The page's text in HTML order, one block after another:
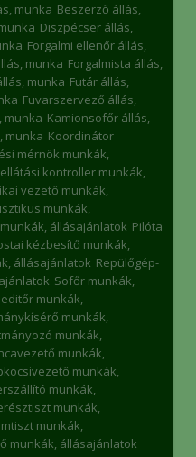
munka Beszerző állás,
Diszpécser állás,
Forgalmi ellenőr állás,
munka Forgalmista állás,
munka Futár állás,
Fuvarszervező állás,
munka Kamionsofőr állás,
munka Koordinátor
mérnök munkák,
kontroller munkák,
vezető munkák,
munkák,
állásajánlatok Pilóta
kézbesítő munkák,
állásajánlatok Repülőgép-
Sofőr munkák,
munkák,
munkák,
munkák,
munkák,
munkák,
munkák,
munkák,
munkák,
munkák, állásajánlatok